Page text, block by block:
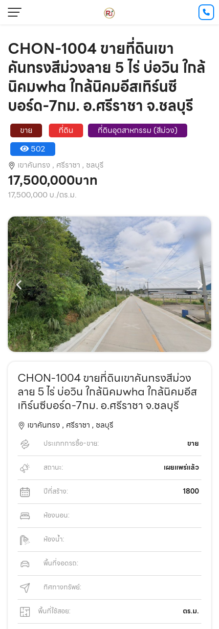
CHON-1004 ขายที่ดินเขา
คันทรงสีม่วงลาย 5 ไร่ บ่อวิน ใกล้
นิคมwha ใกล้นิคมอีสเทิร์นซี
บอร์ด-7กม. อ.ศรีราชา จ.ชลบุรี
ขาย ที่ดิน
ที่ดินอุตสาหกรรม (สีม่วง)
502
เขาคันทรง , ศรีราชา , ชลบุรี
17,500,000บาท
17,500,000 บ./ตร.ม.
CHON-1004 ขายที่ดินเขาคันทรงสีม่วง
ลาย 5 ไร่ บ่อวิน ใกล้นิคมwha ใกล้นิคมอีส
เทิร์นซีบอร์ด-7กม. อ.ศรีราชา จ.ชลบุรี
เขาคันทรง , ศรีราชา , ชลบุรี
ประเภทการซื้อ-ขาย: ขาย
สถานะ: เผยแพร่แล้ว
ปีที่สร้าง: 1800
ห้องนอน:
ห้องน้ำ:
พื้นที่จอดรถ:
ทิศทางทรัพย์:
พื้นที่ใช้สอย: ตร.ม.